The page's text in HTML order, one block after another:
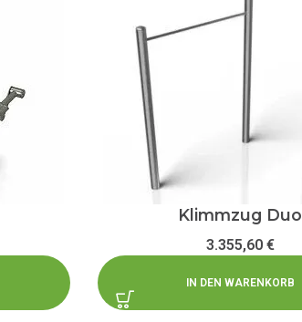
Klimmzug Duo
3.355,60 €
IN DEN WARENKORB